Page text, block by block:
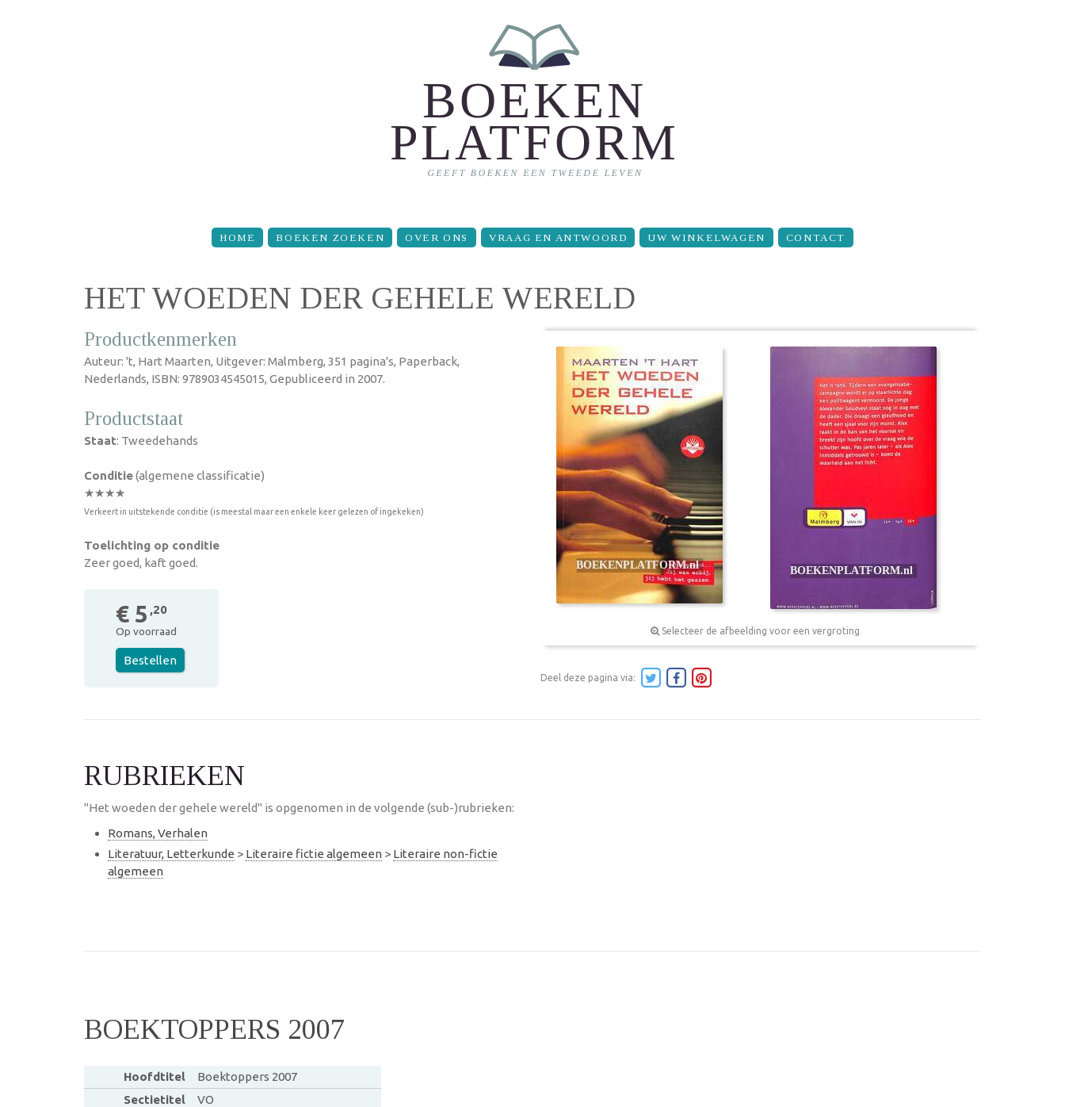
HOME BOEKEN ZOEKEN OVER ONS VRAAG EN ANTWOORD UW WINKELWAGEN CONTACT
HET WOEDEN DER GEHELE WERELD
Productkenmerken
Auteur: 't, Hart Maarten, Uitgever: Malmberg, 351 pagina's, Paperback,
Nederlands, ISBN: 9789034545015, Gepubliceerd in 2007.
Productstaat
Staat: Tweedehands
Conditie(algemene classificatie)
★★★★
Verkeert in uitstekende conditie (is meestal maar een enkele keer gelezen of ingekeken)
Toelichting op conditie
Zeer goed, kaft goed.
€ 5 ,20
Op voorraad
Bestellen
Selecteer de afbeelding voor een vergroting
Deel deze pagina via:
RUBRIEKEN
"Het woeden der gehele wereld" is opgenomen in de volgende (sub-)rubrieken:
Romans, Verhalen
Literatuur, Letterkunde > Literaire fictie algemeen > Literaire non-fictie
algemeen
BOEKTOPPERS 2007
Hoofdtitel
Boektoppers 2007
Sectietitel
VO